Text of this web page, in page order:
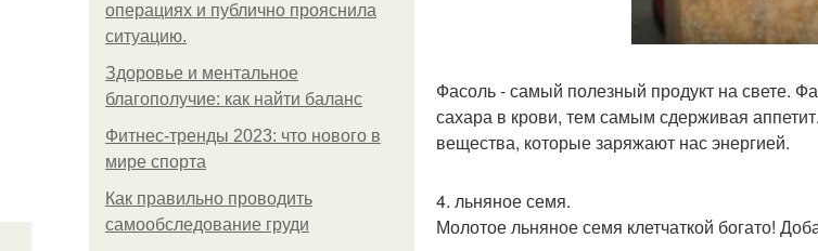
операциях и публично прояснила
ситуацию.
Здоровье и ментальное
благополучие: как найти баланс
Фитнес-тренды 2023: что нового в
мире спорта
Как правильно проводить
самообследование груди
Фасоль - самый полезный продукт на свете.
сахара в крови, тем самым сдерживая
вещества, которые заряжают нас энергией.
4. льняное семя.
Молотое льняное семя клетчаткой богато!